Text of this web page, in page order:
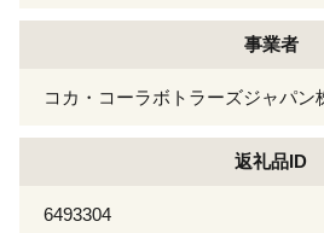
事業者
コカ・コーラボトラーズジャパン
返礼品ID
6493304